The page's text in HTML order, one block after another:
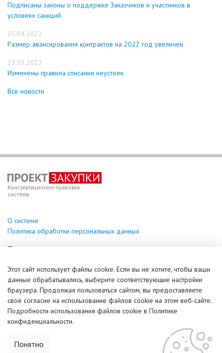
Подписаны законы о поддержке Заказчиков и участников в
условиях санкций
05.04.2022
Размер авансирования контрактов на 2022 год увеличен
23.03.2022
Изменены правила списания неустоек
Все новости
Консультационно-правовая
система
О системе
Политика обработки персональных данных
Техподдержка
Справочная информация
Задать вопрос (чат)
© ИПКУ, 2017-2026. Все права защищены
Этот сайт использует файлы cookie. Если вы не хотите, чтобы ваши
данные обрабатывались, выберите соответствующие настройки
браузера. Продолжая пользоваться сайтом, вы предоставляете
своё согласие на использование файлов cookie на этом веб-сайте.
Подробности использования файлов cookie в Политике
конфиденциальности.
Понятно